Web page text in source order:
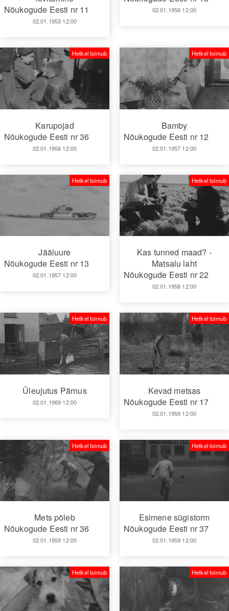
Nõukogude Eesti nr 11
02.01.1953 12:00
02.01.1956 12:00
Karupojad
Nõukogude Eesti nr 36
02.01.1956 12:00
Hetkel toimub
Bamby
Nõukogude Eesti nr 12
02.01.1957 12:00
Hetkel toimub
Jääluure
Nõukogude Eesti nr 13
02.01.1957 12:00
Hetkel toimub
Kas tunned maad? -
Matsalu laht
Nõukogude Eesti nr 22
02.01.1958 12:00
Hetkel toimub
Üleujutus Pärnus
02.01.1969 12:00
Hetkel toimub
Kevad metsas
Nõukogude Eesti nr 17
02.01.1959 12:00
Hetkel toimub
Mets põleb
Nõukogude Eesti nr 36
02.01.1959 12:00
Hetkel toimub
Esimene sügistorm
Nõukogude Eesti nr 37
02.01.1959 12:00
Hetkel toimub
Hetkel toimub Hetkel toimub